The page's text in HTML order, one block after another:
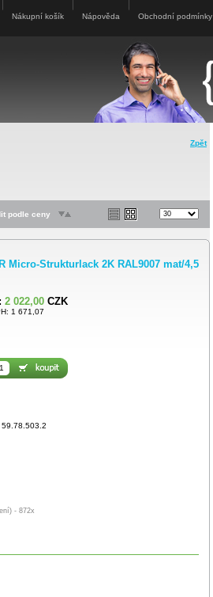
Nákupní košík Nápověda Obchodní podmínky
Zpět
podle ceny
Micro-Strukturlack 2K RAL9007 mat/4,5
2 022,00 CZK
1 671,07
59.78.503.2
- 872x